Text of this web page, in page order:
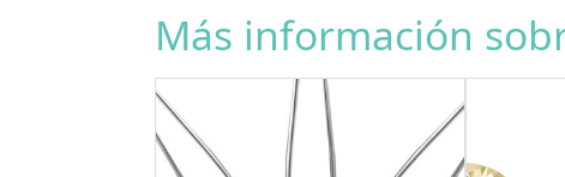
Más información